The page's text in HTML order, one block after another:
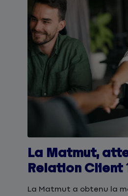
La Matmut,
Relation Client
France
La Matmut a obtenu la